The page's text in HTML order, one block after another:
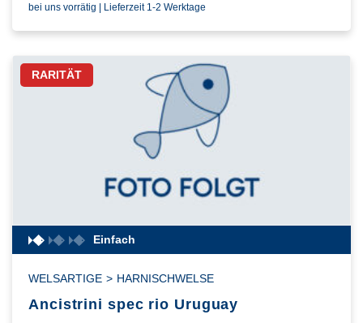
bei uns vorrätig | Lieferzeit 1-2 Werktage
RARITÄT
Einfach
WELSARTIGE > HARNISCHWELSE
Ancistrini spec rio Uruguay